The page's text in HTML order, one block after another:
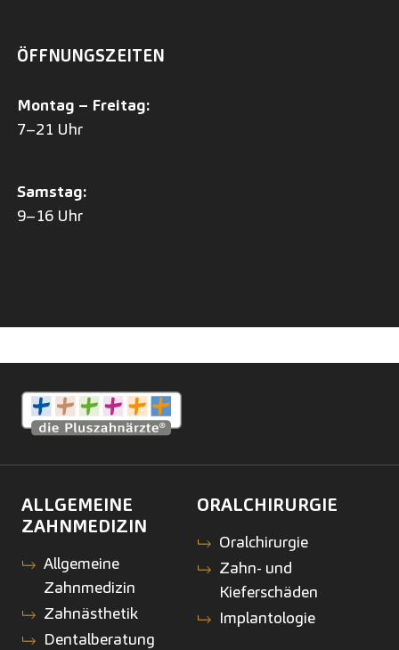
ÖFFNUNGSZEITEN
Montag – Freitag:
7–21 Uhr
Samstag:
9–16 Uhr
ALLGEMEINE
ZAHNMEDIZIN
Allgemeine
Zahnmedizin
Zahnästhetik
Dentalberatung
ORALCHIRURGIE
Oralchirurgie
Zahn- und
Kieferschäden
Implantologie